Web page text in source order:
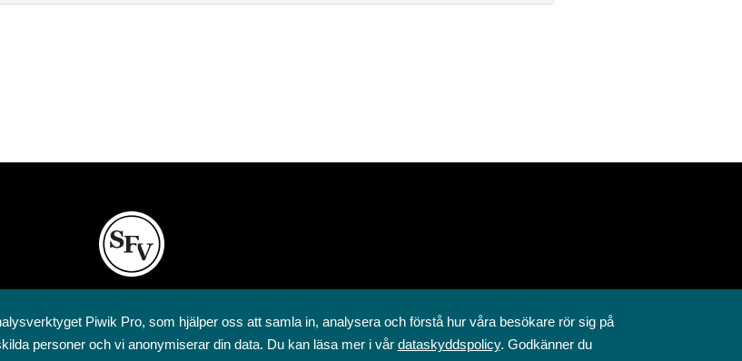
Annegatan 12
00120 Helsingfors
Piwik Pro, som hjälper oss att samla in, analysera och förstå hur våra besökare rör sig på
personer och vi anonymiserar din data. Du kan läsa mer i vår dataskyddspolicy. Godkänner du